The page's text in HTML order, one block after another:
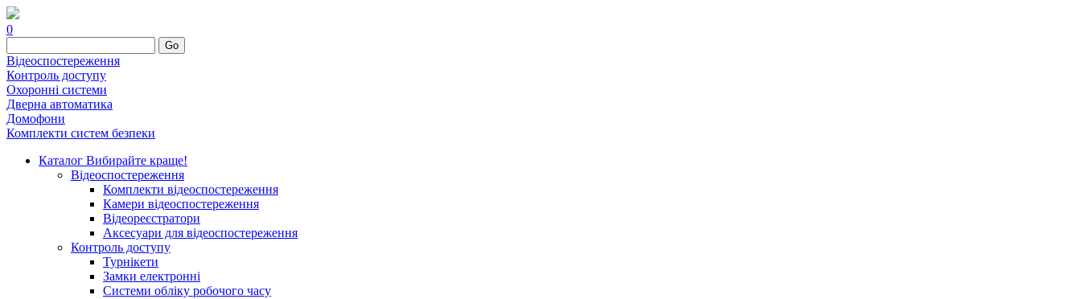
0
Go
Відеоспостереження
Контроль доступу
Охоронні системи
Дверна автоматика
Домофони
Комплекти систем безпеки
Каталог Вибирайте краще!
Відеоспостереження
Комплекти відеоспостереження
Камери відеоспостереження
Відеореєстратори
Аксесуари для відеоспостереження
Контроль доступу
Турнікети
Замки електронні
Системи обліку робочого часу